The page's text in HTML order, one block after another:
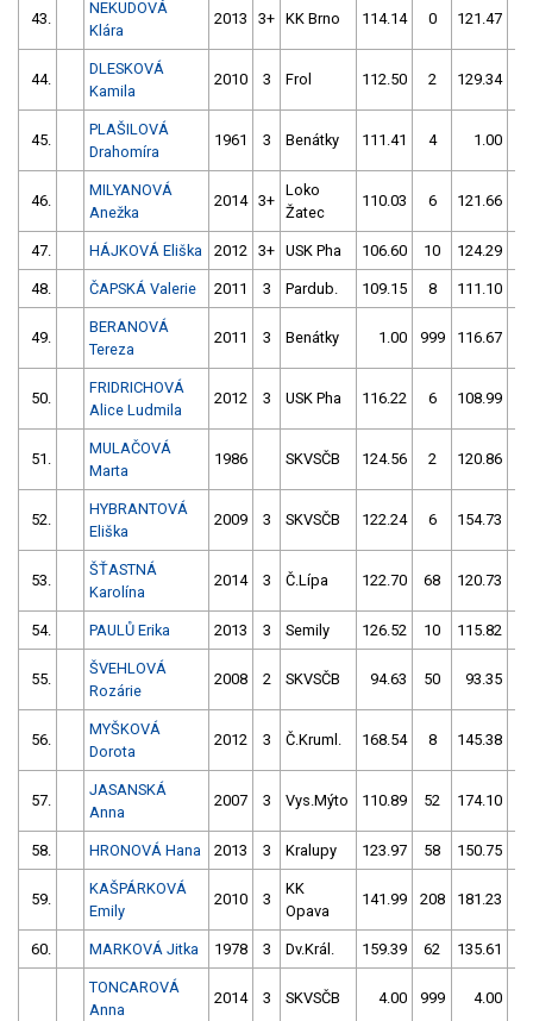
43.
NEKUDOVÁ
Klára
2013 3+ KK Brno 114.14 0 121.47
44.
DLESKOVÁ
Kamila
2010 3 Frol 112.50 2 129.34
45.
PLAŠILOVÁ
Drahomíra
1961 3 Benátky 111.41 4 1.00
46.
MILYANOVÁ
Anežka
2014 3+
Loko
Žatec
110.03 6 121.66
47. HÁJKOVÁ Eliška 2012 3+ USK Pha 106.60 10 124.29
48. ČAPSKÁ Valerie 2011 3 Pardub. 109.15 8 111.10
49.
BERANOVÁ
Tereza
2011 3 Benátky 1.00 999 116.67
50.
FRIDRICHOVÁ
Alice Ludmila
2012 3 USK Pha 116.22 6 108.99
51.
MULAČOVÁ
Marta
1986 SKVSČB 124.56 2 120.86
52.
HYBRANTOVÁ
Eliška
2009 3 SKVSČB 122.24 6 154.73
53.
ŠŤASTNÁ
Karolína
2014 3 Č.Lípa 122.70 68 120.73
54. PAULŮ Erika 2013 3 Semily 126.52 10 115.82
55.
ŠVEHLOVÁ
Rozárie
2008 2 SKVSČB 94.63 50 93.35
56.
MYŠKOVÁ
Dorota
2012 3 Č.Kruml. 168.54 8 145.38
57.
JASANSKÁ
Anna
2007 3 Vys.Mýto 110.89 52 174.10
58. HRONOVÁ Hana 2013 3 Kralupy 123.97 58 150.75
59.
KAŠPÁRKOVÁ
Emily
2010 3
KK
Opava
141.99 208 181.23
60. MARKOVÁ Jitka 1978 3 Dv.Král. 159.39 62 135.61
TONCAROVÁ
Anna
2014 3 SKVSČB 4.00 999 4.00